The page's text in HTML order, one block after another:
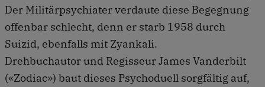
Der Militärpsychiater verdaute diese Begegnung
offenbar schlecht, denn er starb 1958 durch
Suizid, ebenfalls mit Zyankali.
Drehbuchautor und Regisseur James Vanderbilt
(«Zodiac») baut dieses Psychoduell sorgfältig auf,